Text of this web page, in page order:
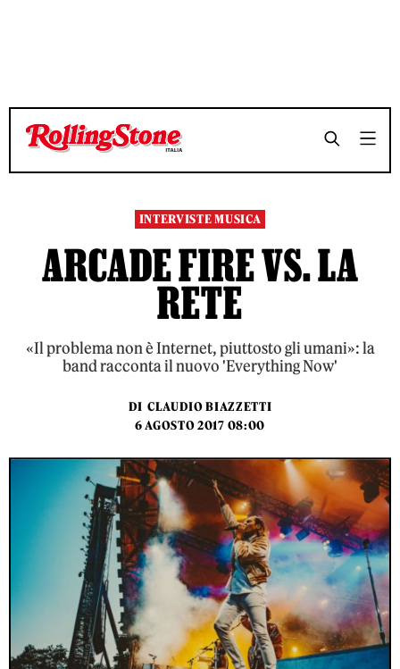
TEMPO DI LETTURA 6 MINUTI SHARE
TEMPO DI LETTURA 6 MINUTI SHARE
INTERVISTE MUSICA
ARCADE FIRE VS. LA
RETE
«Il problema non è Internet, piuttosto gli umani»: la
band racconta il nuovo 'Everything Now'
DI CLAUDIO BIAZZETTI
6 AGOSTO 2017 08:00